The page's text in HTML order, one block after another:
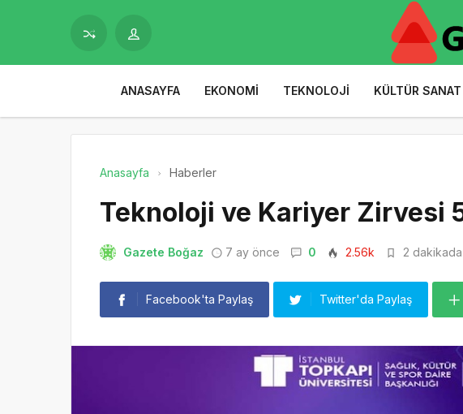
ANASAYFA EKONOMI TEKNOLOJI KÜLTÜR SANAT
Anasayfa Haberler
Teknoloji ve Kariyer Zirvesi
Gazete Boğaz 7 ay önce 0 2.56k 2
Facebook'ta Paylaş Twitter'da Paylaş